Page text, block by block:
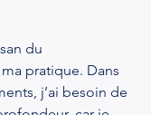
du
pratique. Dans
j’ai besoin de